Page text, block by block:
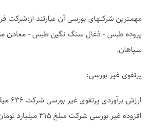
مهمترین شرکتهای بورسی آن عبارتند از:شرکت
پروده طبس - ذغال سنگ نگين طبس - معادن
سپاهان.
پرتفوی غیر بورسی:
ارزش
افزوده غیر بورسی شرکت مبلغ 315 میلیارد تومان می باشد.